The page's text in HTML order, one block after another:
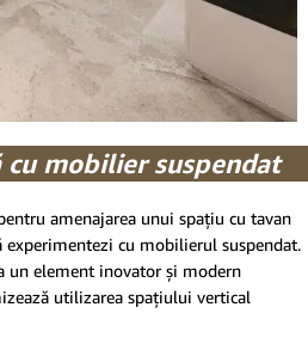
cu mobilier suspendat
amenajarea unui spațiu cu tavan
experimentezi cu mobilierul suspendat.
un element inovator și modern
utilizarea spațiului vertical